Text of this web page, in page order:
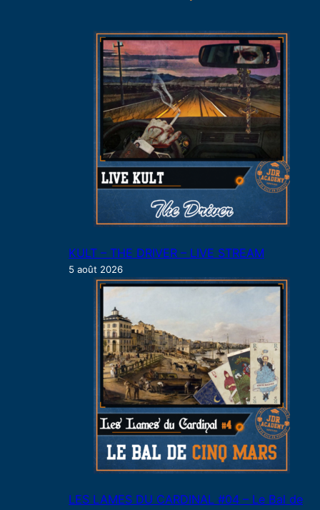
KULT – THE DRIVER – LIVE STREAM
5 août 2026
LES LAMES DU CARDINAL #04 – Le Bal de